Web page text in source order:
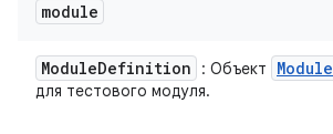
module
ModuleDefinition : Объект Module
для тестового модуля.